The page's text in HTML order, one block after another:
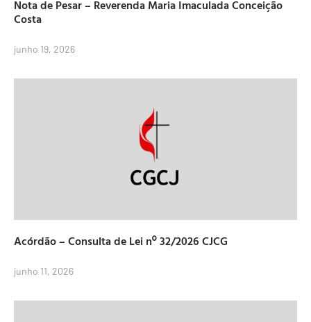
Nota de Pesar – Reverenda Maria Imaculada Conceição
Costa
junho 19, 2026
Acórdão – Consulta de Lei nº 32/2026 CJCG
junho 11, 2026